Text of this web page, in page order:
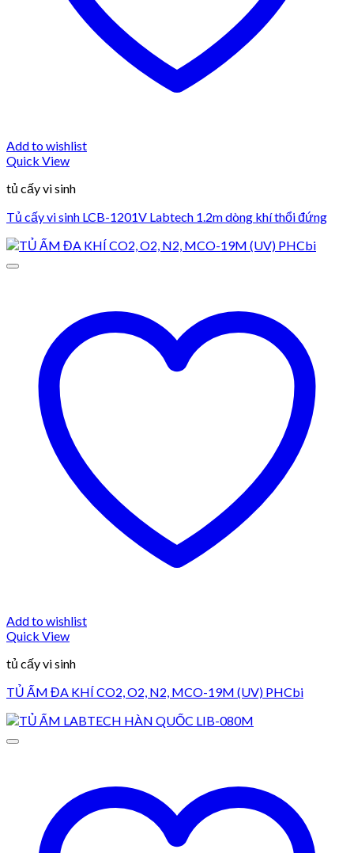
Add to wishlist
Quick View
tủ cấy vi sinh
Tủ cấy vi sinh LCB-1201V Labtech 1.2m dòng khí thổi đứng
Add to wishlist
Quick View
tủ cấy vi sinh
TỦ ẤM ĐA KHÍ CO2, O2, N2, MCO-19M (UV) PHCbi